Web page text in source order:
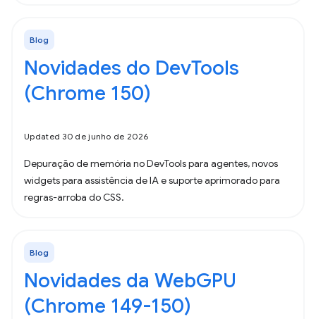
Blog
Novidades do DevTools
(Chrome 150)
Updated 30 de junho de 2026
Depuração de memória no DevTools para agentes, novos
widgets para assistência de IA e suporte aprimorado para
regras-arroba do CSS.
Blog
Novidades da WebGPU
(Chrome 149-150)